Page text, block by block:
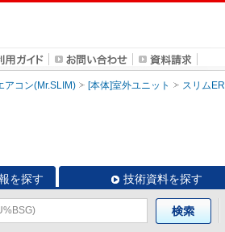
アコン(Mr.SLIM) [本体]室外ユニット スリムER
を探す 技術資料を探す